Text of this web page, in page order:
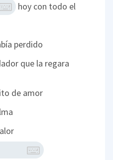
hoy con todo el
perdido
que la regara
de amor